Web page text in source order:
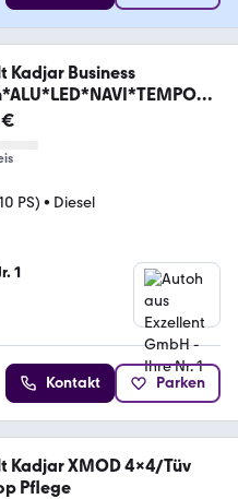
Kadjar Business
€
PS) • Diesel
1
Kontakt Parken
Kadjar XMOD 4x4/Tüv
Pflege